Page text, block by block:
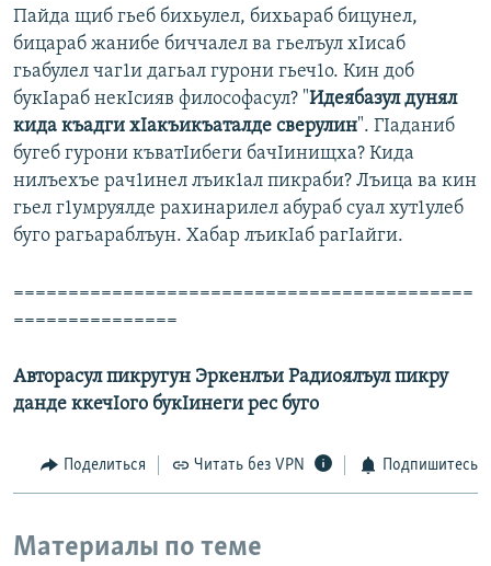
Пайда щиб гьеб бихьулел, бихьараб бицунел,
бицараб жанибе биччалел ва гьелъул хIисаб
гьабулел чаг1и дагьал гурони гьеч1о. Кин доб
букIараб некIсияв философасул? "Идеябазул дунял
кида къадги хIакъикъаталде сверулин". ГIаданиб
бугеб гурони къватIибеги бачIинищха? Кида
нилъехъе рач1инел лъик1ал пикраби? Лъица ва кин
гьел г1умруялде рахинарилел абураб суал хут1улеб
буго рагьараблъун. Хабар лъикIаб рагIайги.
==========================================
===============
Авторасул пикругун Эркенлъи Радиоялъул пикру
данде ккечIого букIинеги рес буго
Поделиться Читать без VPN Подпишитесь
Материалы по теме